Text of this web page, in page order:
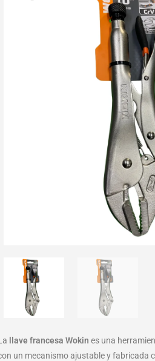
llave francesa Wokin es una
un mecanismo ajustable y fabricada